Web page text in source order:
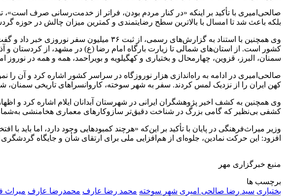
صالحی‌امیری با تأکید بر اینکه «در کنار مردم بودن، فراتر از خدمت‌رسانی صرف
بلکه باعث شد تا امسال با بالاترین سطح رضایتمندی و کمترین میزان چالش در حوزه
وی همچنین با استناد به گزارش‌های رسمی،
کشور است. از استان‌های شمالی تا زیارت بارگاه امام رضا (ع) در مشهد، از کردستان و
سمنان، البرز، قزوین، چهارمحال و بختیاری و کهگیلویه و بویراحمد، همه و همه در
صالحی‌امیری در ادامه به راه‌اندازی هزار نوروزگاه در سراسر کشور اشاره کرد و آن را
کهن ایران را از نزدیک لمس کردند. سفر به شهر سوخته، کاروانسراهای تاریخی
وی همچنین به کشف اخیر پژوهشگران ایرانی در شهرستان آبدانان ایلام اشاره کرد
کشفی بی‌نظیر که گامی بزرگ در شناخت دقیق‌تر سازوکارهای معماری هخامنشی
وزیر میراث‌فرهنگی در پایان با تأکید بر این‌که «هرچند کمبودهایی وجود دارد، اما
افزود: این حرکت نمادین، جلوه‌ای از هم‌افزایی ملی برای ارتقای شأن و جایگاه
منبع خبرگزاری مهر
برچسب ها
بختیاری سید رضا صالحی امیری شهر سوخته محمد رضا عارف محمدرضا عارف میراث